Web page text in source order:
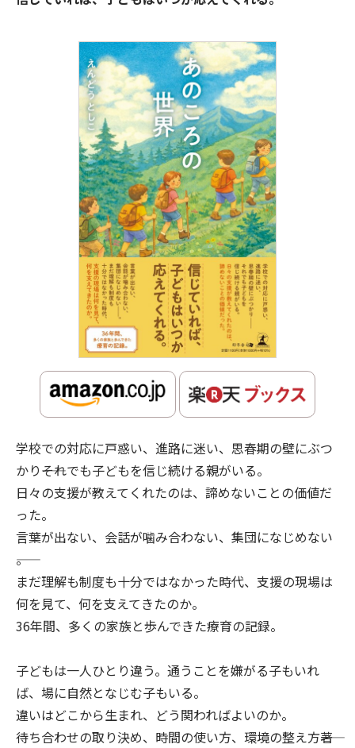
学校での対応に戸惑い、進路に迷い、思春期の壁にぶつ
かり――それでも子どもを信じ続ける親がいる。
日々の支援が教えてくれたのは、諦めないことの価値だ
った。
言葉が出ない、会話が噛み合わない、集団になじめない
――。
まだ理解も制度も十分ではなかった時代、支援の現場は
何を見て、何を支えてきたのか。
36年間、多くの家族と歩んできた療育の記録。
子どもは一人ひとり違う。通うことを嫌がる子もいれ
ば、場に自然となじむ子もいる。
違いはどこから生まれ、どう関わればよいのか。
待ち合わせの取り決め、時間の使い方、環境の整え方――著